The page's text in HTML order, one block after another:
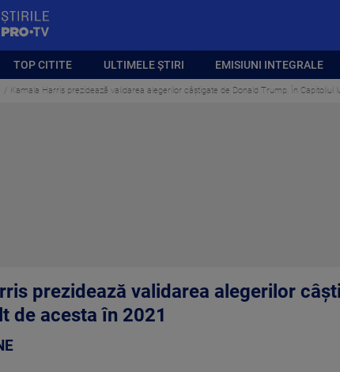
TOP CITITE ULTIMELE ȘTIRI EMISIUNI INTEGRALE
Kamala Harris prezidează validarea alegerilor câștigate de Donald Trump. În Capitoliul
prezidează validarea alegerilor
de acesta în 2021